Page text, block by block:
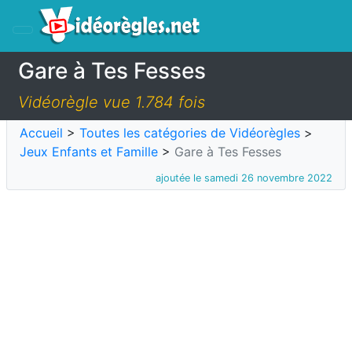
Gare à Tes Fesses
Vidéorègle vue 1.784 fois
Accueil > Toutes les catégories de Vidéorègles >
Jeux Enfants et Famille > Gare à Tes Fesses
ajoutée le samedi 26 novembre 2022